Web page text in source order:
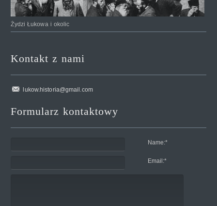
Żydzi Łukowa i okolic
Kontakt z nami
lukow.historia@gmail.com
Formularz kontaktowy
Name:*
Email:*